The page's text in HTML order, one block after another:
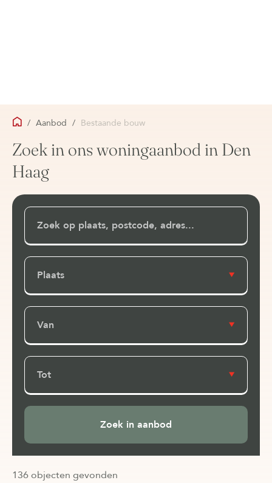
/ Aanbod / Bestaande bouw
Zoek in ons woningaanbod in Den
Haag
Plaats
Van
Tot
136 objecten gevonden